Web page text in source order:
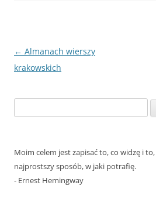
Nawigacja
wpisu
← Almanach wierszy
krakowskich
Moim celem jest zapisać to, co widzę i
najprostszy sposób, w jaki potrafię.
- Ernest Hemingway